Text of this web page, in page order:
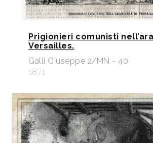
Prigionieri comunisti
Versailles.
Galli Giuseppe 2/MN - 40
1871